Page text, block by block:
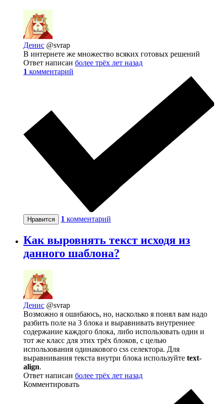
Денис @svrap
В интернете же множество всяких готовых решений
Ответ написан более трёх лет назад
1 комментарий
Нравится 1 комментарий
Как выровнять текст исходя из
данного шаблона?
Денис @svrap
Возможно я ошибаюсь, но, насколько я понял вам надо
разбить поле на 3 блока и выравнивать внутреннее
содержание каждого блока, либо использовать один и
тот же класс для этих трёх блоков, с целью
использования одинакового css селектора. Для
выравнивания текста внутри блока используйте text-
align.
Ответ написан более трёх лет назад
Комментировать